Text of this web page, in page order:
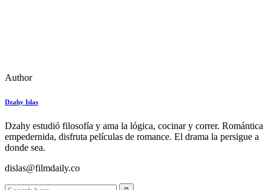
Author
Dzahy Islas
Dzahy estudió filosofía y ama la lógica, cocinar y correr. Romántica
empedernida, disfruta películas de romance. El drama la persigue a
donde sea.
dislas@filmdaily.co